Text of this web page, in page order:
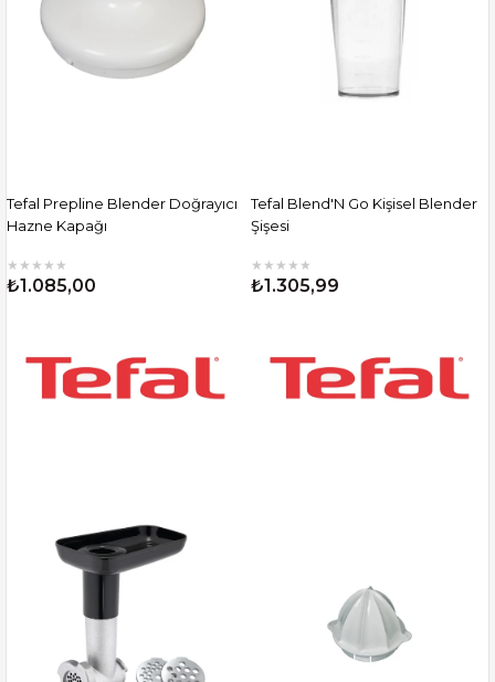
Tefal Prepline Blender Doğrayıcı
Hazne Kapağı
★ ★ ★ ★ ★
₺1.085,00
Tefal Blend'N Go Kişisel Blender
Şişesi
★ ★ ★ ★ ★
₺1.305,99